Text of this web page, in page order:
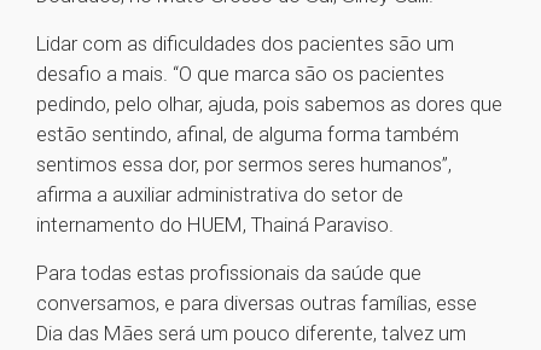
Lidar com as dificuldades dos pacientes são um
desafio a mais. “O que marca são os pacientes
pedindo, pelo olhar, ajuda, pois sabemos as dores que
estão sentindo, afinal, de alguma forma também
sentimos essa dor, por sermos seres humanos”,
afirma a auxiliar administrativa do setor de
internamento do HUEM, Thainá Paraviso.
Para todas estas profissionais da saúde que
conversamos, e para diversas outras famílias, esse
Dia das Mães será um pouco diferente, talvez um